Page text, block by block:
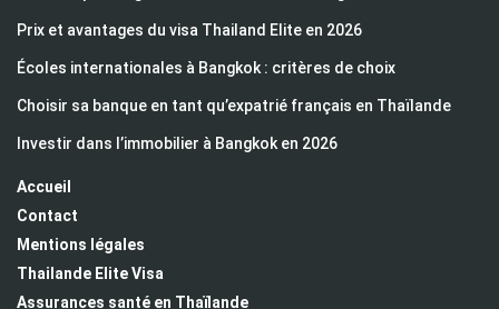
Prix et avantages du visa Thailand Elite en 2026
Écoles internationales à Bangkok : critères de choix
Choisir sa banque en tant qu’expatrié français en Thaïlande
Investir dans l’immobilier à Bangkok en 2026
Accueil
Contact
Mentions légales
Thailande Elite Visa
Assurances santé en Thaïlande